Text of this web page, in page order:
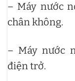
– Máy nước
chân không.
– Máy nước
điện trở.